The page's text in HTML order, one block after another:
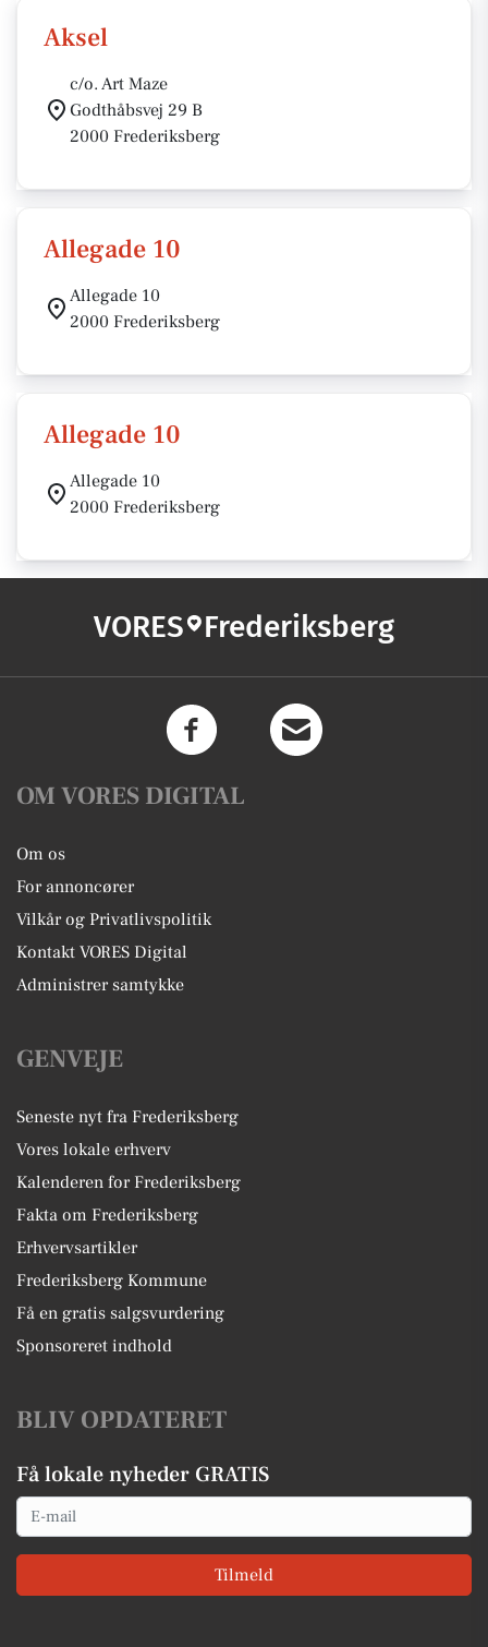
Aksel
c/o. Art Maze
Godthåbsvej 29 B
2000 Frederiksberg
Allegade 10
Allegade 10
2000 Frederiksberg
Allegade 10
Allegade 10
2000 Frederiksberg
VORES Frederiksberg
OM VORES DIGITAL
Om os
For annoncører
Vilkår og Privatlivspolitik
Kontakt VORES Digital
Administrer samtykke
GENVEJE
Seneste nyt fra Frederiksberg
Vores lokale erhverv
Kalenderen for Frederiksberg
Fakta om Frederiksberg
Erhvervsartikler
Frederiksberg Kommune
Få en gratis salgsvurdering
Sponsoreret indhold
BLIV OPDATERET
Få lokale nyheder GRATIS
Email
Tilmeld